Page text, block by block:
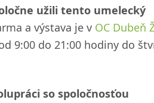
užili tento umelecký
a výstava je v OC Dubeň
9:00 do 21:00 hodiny do
so spoločnosťou